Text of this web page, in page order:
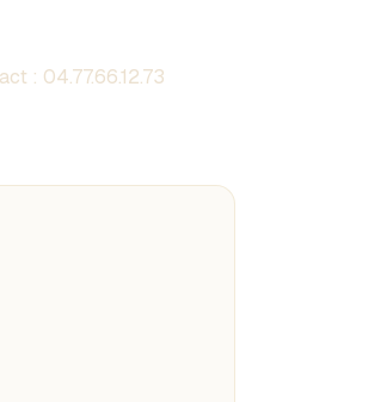
: 04.77.66.12.73